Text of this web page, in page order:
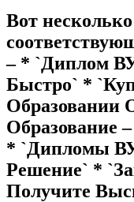
Вот
– * `Диплом
Быстро` *
Образовании
Образование
* `Дипломы
Решение` *
Получите